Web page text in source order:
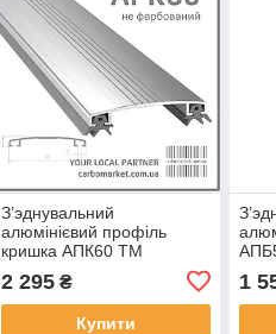
З’эднувальний
алюмінієвий профіль
кришка АПК60 ТМ
АЛЮПРО 60 мм / довжина
6,1 м не фарбований
(Україна)
2 295₴
Купити
1